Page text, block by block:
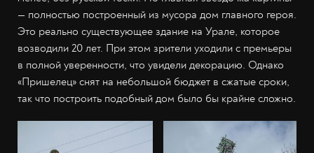
— полностью построенный из мусора дом главного героя.
Это реально существующее здание на Урале, которое
возводили 20 лет. При этом зрители уходили с премьеры
в полной уверенности, что увидели декорацию. Однако
«Пришелец» снят на небольшой бюджет в сжатые сроки,
так что построить подобный дом было бы крайне сложно.